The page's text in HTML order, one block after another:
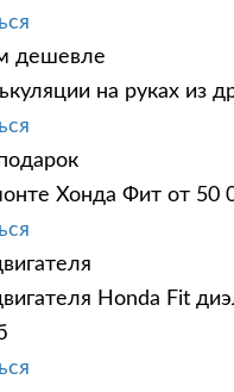
дешевле
на руках из
Хонда Фит от 50
Honda Fit